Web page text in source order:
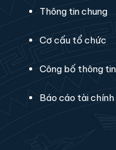
Thông tin chung
Cơ cấu tổ chức
Công bố thông
Báo cáo tài chính